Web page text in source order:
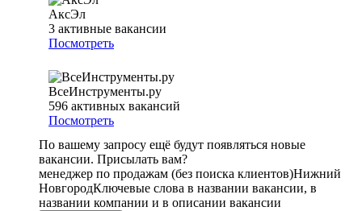
АксЭл
3 активные вакансии
Посмотреть
ВсеИнструменты.ру
596 активных вакансий
Посмотреть
По вашему запросу ещё будут появляться новые
вакансии. Присылать вам?
менеджер по продажам (без поиска клиентов)Нижний
НовгородКлючевые слова в названии вакансии, в
названии компании и в описании вакансии